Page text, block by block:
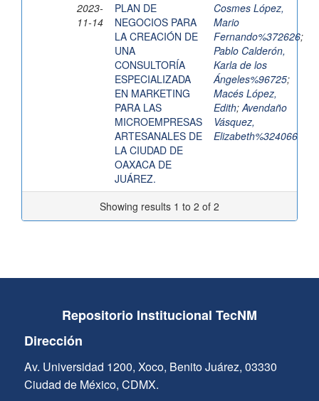
2023-
11-14
PLAN DE
NEGOCIOS PARA
LA CREACIÓN DE
UNA
CONSULTORÍA
ESPECIALIZADA
EN MARKETING
PARA LAS
MICROEMPRESAS
ARTESANALES DE
LA CIUDAD DE
OAXACA DE
JUÁREZ.
Cosmes López,
Mario
Fernando%372626;
Pablo Calderón,
Karla de los
Ángeles%96725;
Macés López,
Edith;Avendaño
Vásquez,
Elizabeth%324066
Showing results 1 to 2 of 2
Repositorio Institucional TecNM
Dirección
Av. Universidad 1200, Xoco, Benito Juárez, 03330
Ciudad de México, CDMX.